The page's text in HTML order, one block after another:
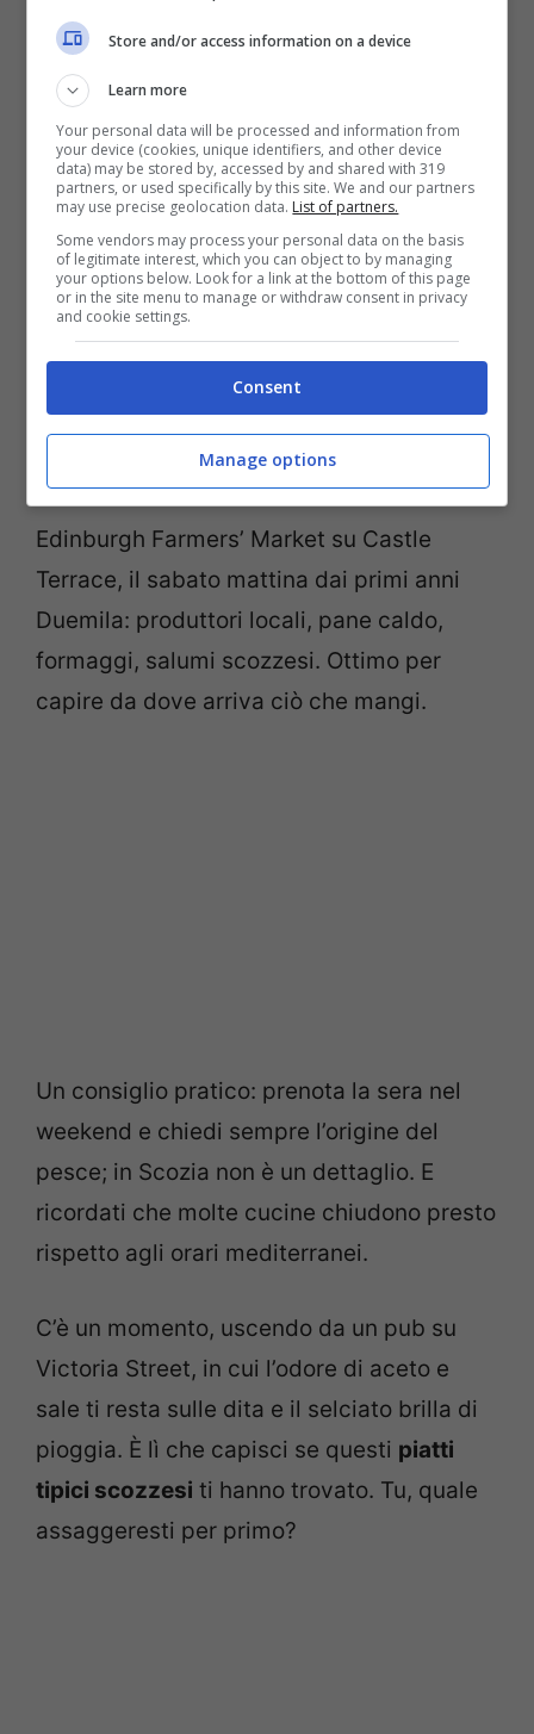
Dove provarli senza sbagliare
Old Town e Grassmarket per pub storici:
stanze basse, camini accesi, cucina che
non delude.
Leith per pesce e affumicati: passeggiata
sul Water of Leith e tavoli con vista molo.
Stockbridge per caffè e brunch: perfetto
per ilfull Scottish breakfastin versione
Edinburgh Farmers’ Market su Castle
Terrace, il sabato mattina dai primi anni
Duemila: produttori locali, pane caldo,
formaggi, salumi scozzesi. Ottimo per
capire da dove arriva ciò che mangi.
Un consiglio pratico: prenota la sera nel
weekend e chiedi sempre l’origine del
pesce; in Scozia non è un dettaglio. E
ricordati che molte cucine chiudono presto
rispetto agli orari mediterranei.
C’è un momento, uscendo da un pub su
Victoria Street, in cui l’odore di aceto e
sale ti resta sulle dita e il selciato brilla di
pioggia. È lì che capisci se questi piatti
tipici scozzesi ti hanno trovato. Tu, quale
assaggeresti per primo?
Store and/or access information on a device
Learn more
Your personal data will be processed and information from
your device (cookies, unique identifiers, and other device
data) may be stored by, accessed by and shared with 319
partners, or used specifically by this site. We and our partners
may use precise geolocation data. List of partners.
Some vendors may process your personal data on the basis
of legitimate interest, which you can object to by managing
your options below. Look for a link at the bottom of this page
or in the site menu to manage or withdraw consent in privacy
and cookie settings.
Consent
Manage options